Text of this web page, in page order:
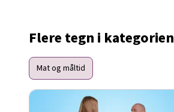
Flere tegn i kategorien
Mat og måltid